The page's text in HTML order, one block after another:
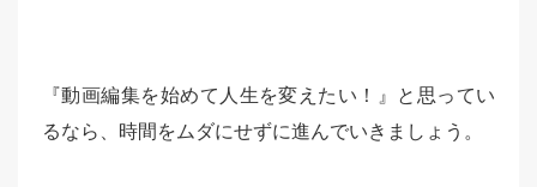
『動画編集を始めて人生を変えたい！』と思ってい
るなら、時間をムダにせずに進んでいきましょう。